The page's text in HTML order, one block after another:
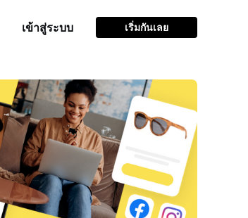
เข้าสู่ระบบ เริ่มกันเลย